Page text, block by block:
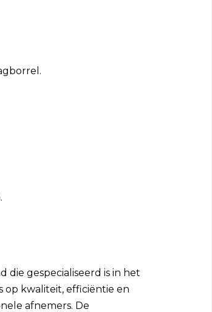
die gespecialiseerd is in het
op kwaliteit, efficiëntie en
afnemers. De